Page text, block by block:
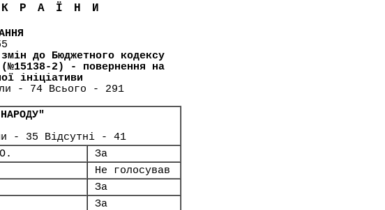
до Бюджетного кодексу
(№15138-2) - повернення на
ініціативи
- 74 Всього - 291
- 35 Відсутні - 41
За
Не голосував
За
За